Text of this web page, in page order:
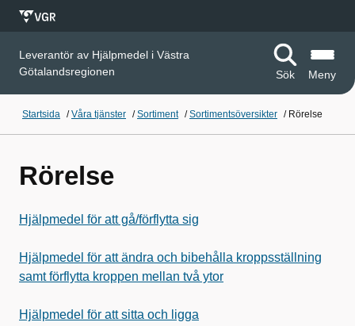
Leverantör av Hjälpmedel i Västra
Götalandsregionen
Sök Meny
Startsida /Våra tjänster /Sortiment /Sortimentsöversikter / Rörelse
Rörelse
Hjälpmedel för att gå/förflytta sig
Hjälpmedel för att ändra och bibehålla kroppsställning
samt förflytta kroppen mellan två ytor
Hjälpmedel för att sitta och ligga